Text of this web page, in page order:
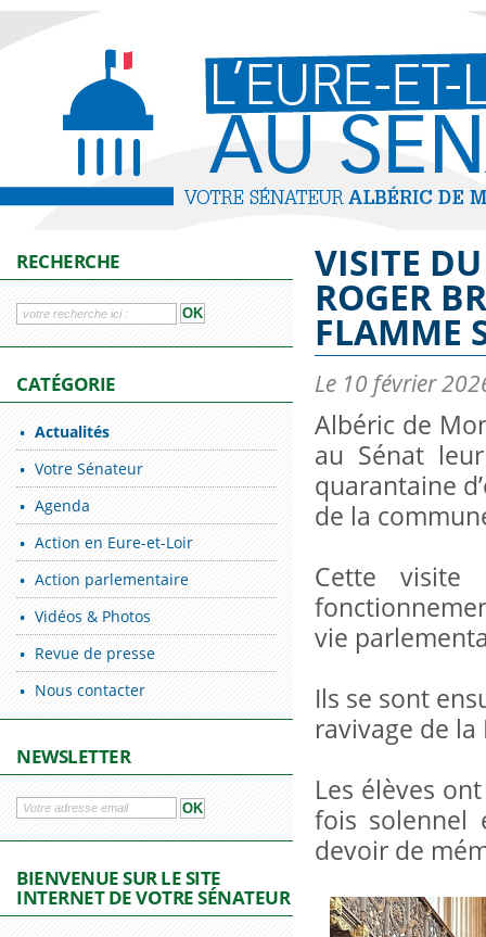
RECHERCHE
CATÉGORIE
Actualités
Votre Sénateur
Agenda
Action en Eure-et-Loir
Action parlementaire
Vidéos & Photos
Revue de presse
Nous contacter
NEWSLETTER
BIENVENUE SUR LE SITE
INTERNET DE VOTRE SÉNATEUR
VISITE
ROGER
FLAMME
Le 10 février
Albéric de
au Sénat
quarantaine
de la
Cette
vie
Ils se sont
ravivage de la
Les élèves
fois solennel
devoir de